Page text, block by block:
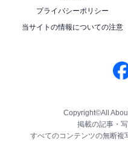
プライバシーポリシー
当サイトの情報についての注意
Copyright©All
掲載の記事・
すべてのコンテンツの無断複